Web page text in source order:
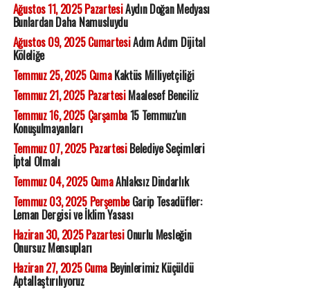
Ağustos 11, 2025 PazartesiAydın Doğan Medyası
Bunlardan Daha Namusluydu
Ağustos 09, 2025 CumartesiAdım Adım Dijital
Köleliğe
Temmuz 25, 2025 CumaKaktüs Milliyetçiliği
Temmuz 21, 2025 PazartesiMaalesef Benciliz
Temmuz 16, 2025 Çarşamba15 Temmuz'un
Konuşulmayanları
Temmuz 07, 2025 PazartesiBelediye Seçimleri
İptal Olmalı
Temmuz 04, 2025 CumaAhlaksız Dindarlık
Temmuz 03, 2025 PerşembeGarip Tesadüfler:
Leman Dergisi ve İklim Yasası
Haziran 30, 2025 PazartesiOnurlu Mesleğin
Onursuz Mensupları
Haziran 27, 2025 CumaBeyinlerimiz Küçüldü
Aptallaştırılıyoruz